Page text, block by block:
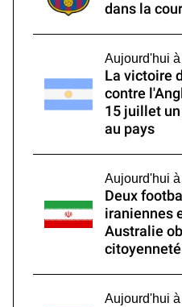
dans la
Aujourd'hui
La victoire
contre
15 juillet un
au pays
Aujourd'hui
Deux
iraniennes
Australie
citoyenneté
Aujourd'hui